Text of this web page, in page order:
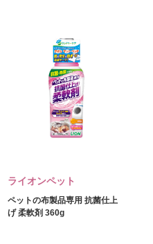
ライオンペット
ペットの布製品専用 抗菌仕上
げ 柔軟剤 360g